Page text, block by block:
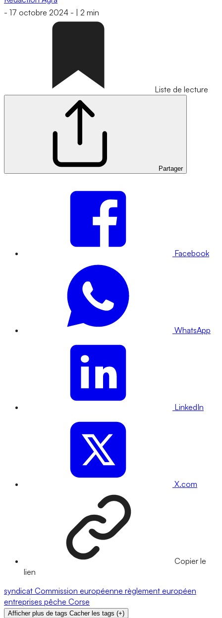
- 17 octobre 2024 - 2 min
Liste de lecture
Partager
Facebook
WhatsApp
LinkedIn
X.com
Copier le
lien
syndicat Commission européenne règlement européen
entreprises pêche Corse
Afficher plus de tags Cacher les tags (+)